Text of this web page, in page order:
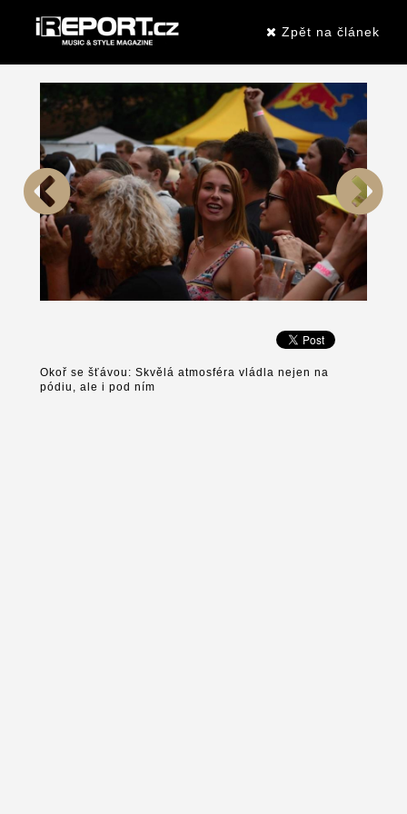
Zpět na článek
Okoř se šťávou: Skvělá atmosféra vládla nejen na
pódiu, ale i pod ním